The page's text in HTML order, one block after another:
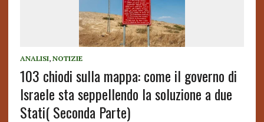
ANALISI, NOTIZIE
103 chiodi sulla mappa: come il governo di
Israele sta seppellendo la soluzione a due
Stati( Seconda Parte)